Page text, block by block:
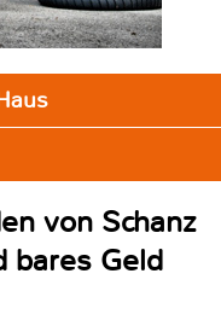
von Schanz
bares Geld